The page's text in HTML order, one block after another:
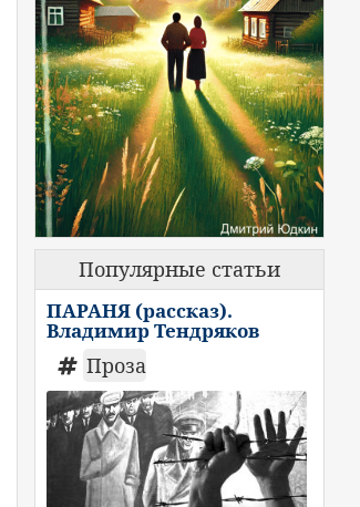
Популярные статьи
ПАРАНЯ (рассказ).
Владимир Тендряков
Проза